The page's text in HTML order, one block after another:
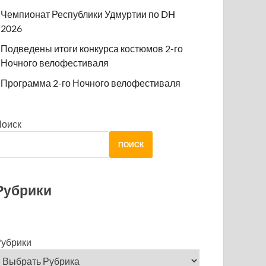
Чемпионат Республики Удмуртии по DH
2026
Подведены итоги конкурса костюмов 2-го
Ночного велофестиваля
Программа 2-го Ночного велофестиваля
ПОИСК